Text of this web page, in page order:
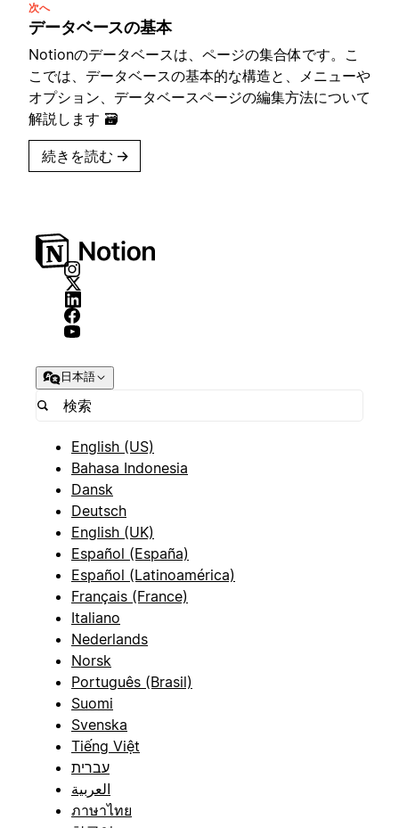
次へ
データベースの基本
Notionのデータベースは、ページの集合体です。こ
こでは、データベースの基本的な構造と、メニューや
オプション、データベースページの編集方法について
解説します 🗃
続きを読む →
日本語
English (US)
Bahasa Indonesia
Dansk
Deutsch
English (UK)
Español (España)
Español (Latinoamérica)
Français (France)
Italiano
Nederlands
Norsk
Português (Brasil)
Suomi
Svenska
Tiếng Việt
עברית
العربية
ภาษาไทย